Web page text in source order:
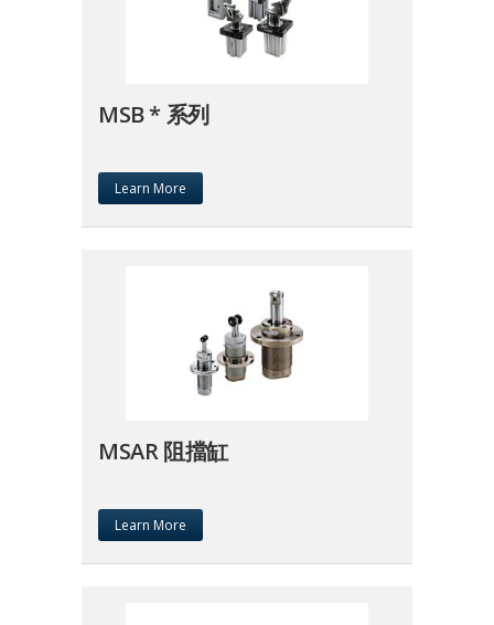
MSB * 系列
Learn More
MSAR 阻擋缸
Learn More